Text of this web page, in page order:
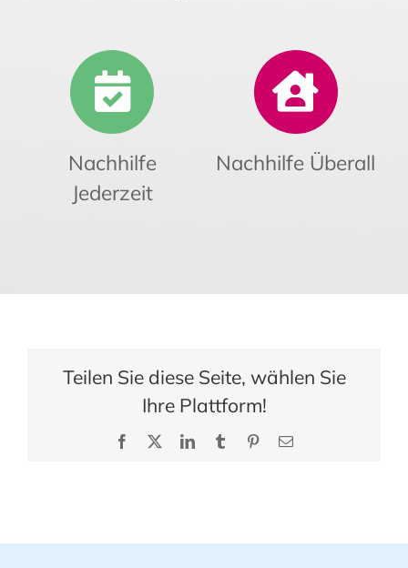
Nachhilfe
Jederzeit
Nachhilfe Überall
Teilen Sie diese Seite, wählen Sie
Ihre Plattform!
Facebook LinkedInTumblr Pinterest
E-